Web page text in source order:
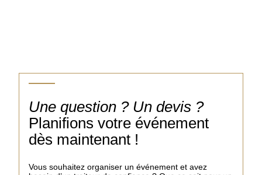
Une question ? Un devis ?
Planifions votre événement
dès maintenant !
Vous souhaitez organiser un événement et avez